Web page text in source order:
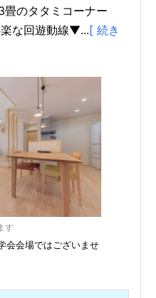
のタタミコーナー
な回遊動線▼...[ 続き
す
会場ではございませ